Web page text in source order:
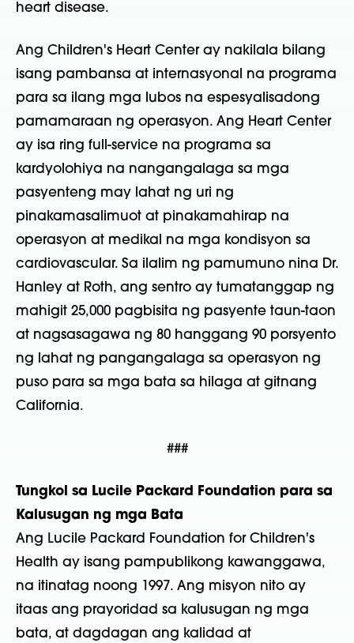
heart disease.
Ang Children's Heart Center ay nakilala bilang
isang pambansa at internasyonal na programa
para sa ilang mga lubos na espesyalisadong
pamamaraan ng operasyon. Ang Heart Center
ay isa ring full-service na programa sa
kardyolohiya na nangangalaga sa mga
pasyenteng may lahat ng uri ng
pinakamasalimuot at pinakamahirap na
operasyon at medikal na mga kondisyon sa
cardiovascular. Sa ilalim ng pamumuno nina Dr.
Hanley at Roth, ang sentro ay tumatanggap ng
mahigit 25,000 pagbisita ng pasyente taun-taon
at nagsasagawa ng 80 hanggang 90 porsyento
ng lahat ng pangangalaga sa operasyon ng
puso para sa mga bata sa hilaga at gitnang
California.
###
Tungkol sa Lucile Packard Foundation para sa
Kalusugan ng mga Bata
Ang Lucile Packard Foundation for Children's
Health ay isang pampublikong kawanggawa,
na itinatag noong 1997. Ang misyon nito ay
itaas ang prayoridad sa kalusugan ng mga
bata, at dagdagan ang kalidad at